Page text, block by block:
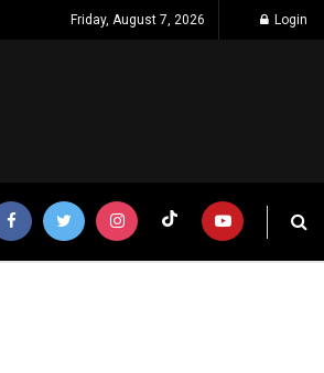
Friday, August 7, 2026 Login